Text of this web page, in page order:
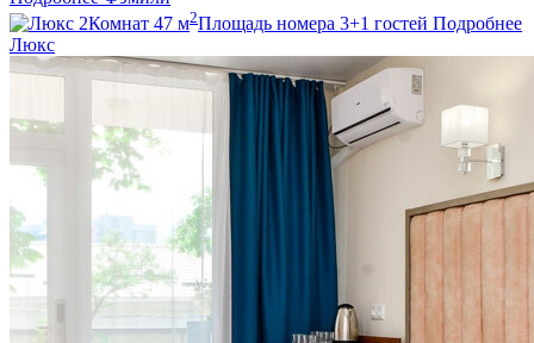
2Комнат 47 м2Площадь номера 3+1 гостей Подробнее
Люкс